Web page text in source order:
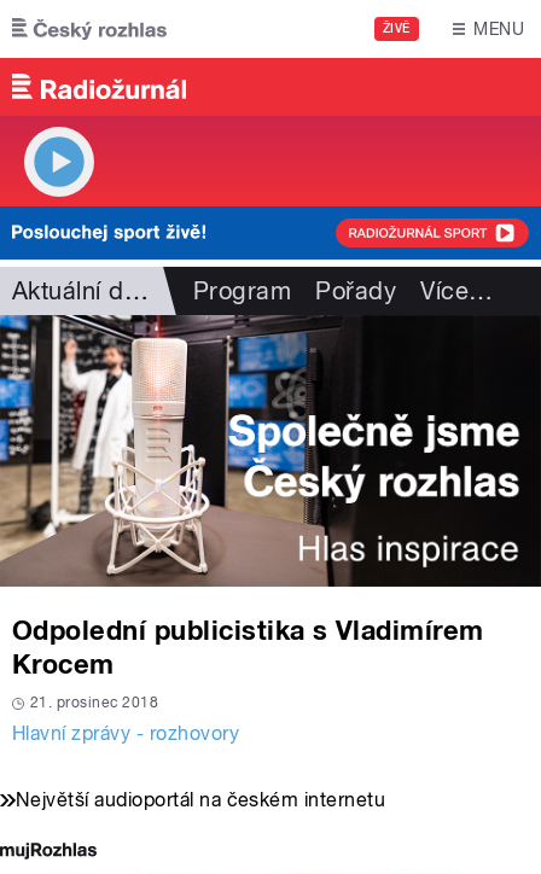
Přejít k hlavnímu obsahu
ŽIVĚ MENU
Aktuální dění Program Pořady Více…
Odpolední publicistika s Vladimírem
Krocem
21. prosinec 2018
Hlavní zprávy - rozhovory
Největší audioportál na českém internetu